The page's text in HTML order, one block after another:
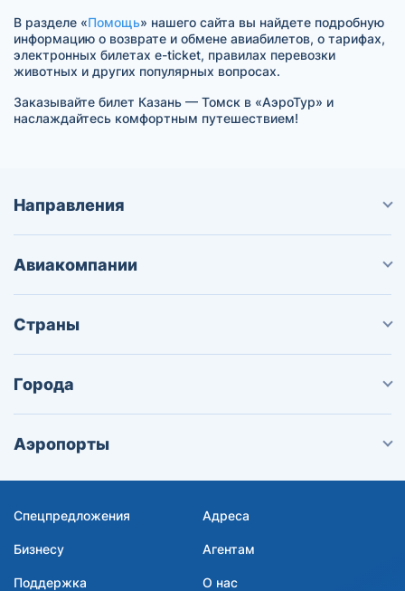
В разделе «Помощь» нашего сайта вы найдете подробную
информацию о возврате и обмене авиабилетов, о тарифах,
электронных билетах e-ticket, правилах перевозки
животных и других популярных вопросах.
Заказывайте билет Казань — Томск в «АэроТур» и
наслаждайтесь комфортным путешествием!
Направления
Авиакомпании
Страны
Города
Аэропорты
Спецпредложения Адреса
Бизнесу Агентам
Поддержка О нас